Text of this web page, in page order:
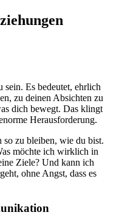
sein. Es bedeutet, ehrlich
zu deinen Absichten zu
dich bewegt. Das klingt
Herausforderung.
zu bleiben, wie du bist.
möchte ich wirklich in
Ziele? Und kann ich
ohne Angst, dass es